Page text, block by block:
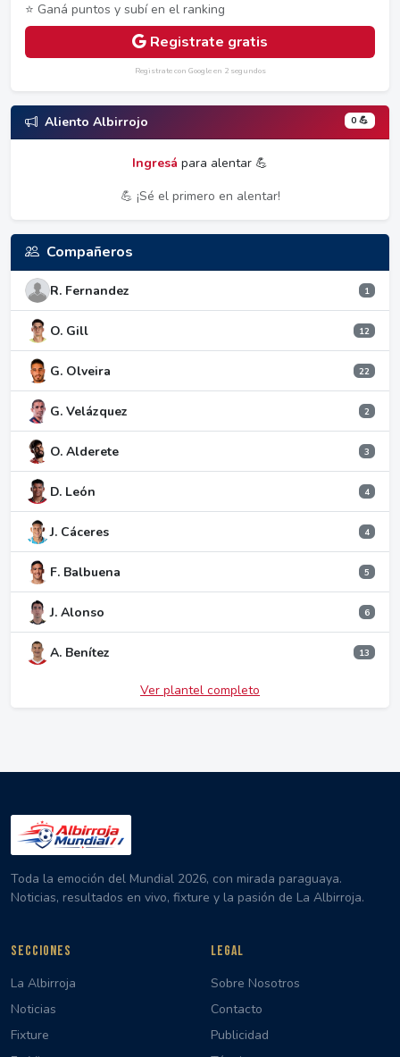
⭐ Ganá puntos y subí en el ranking
Registrate gratis
Registrate con Google en 2 segundos
Aliento Albirrojo 0 💪
Ingresá para alentar 💪
💪 ¡Sé el primero en alentar!
Compañeros
R. Fernandez 1
O. Gill 12
G. Olveira 22
G. Velázquez 2
O. Alderete 3
D. León 4
J. Cáceres 4
F. Balbuena 5
J. Alonso 6
A. Benítez 13
Ver plantel completo
Toda la emoción del Mundial 2026, con mirada paraguaya.
Noticias, resultados en vivo, fixture y la pasión de La Albirroja.
SECCIONES
La Albirroja
Noticias
Fixture
LEGAL
Sobre Nosotros
Contacto
Publicidad